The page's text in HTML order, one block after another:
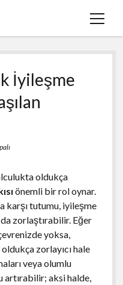
menüyü
İyileşme
oldukça
önemli bir rol oynar.
karşı tutumu, iyileşme
zorlaştırabilir. Eğer
yoksa,
zorlayıcı hale
veya olumlu
artırabilir; aksi halde,